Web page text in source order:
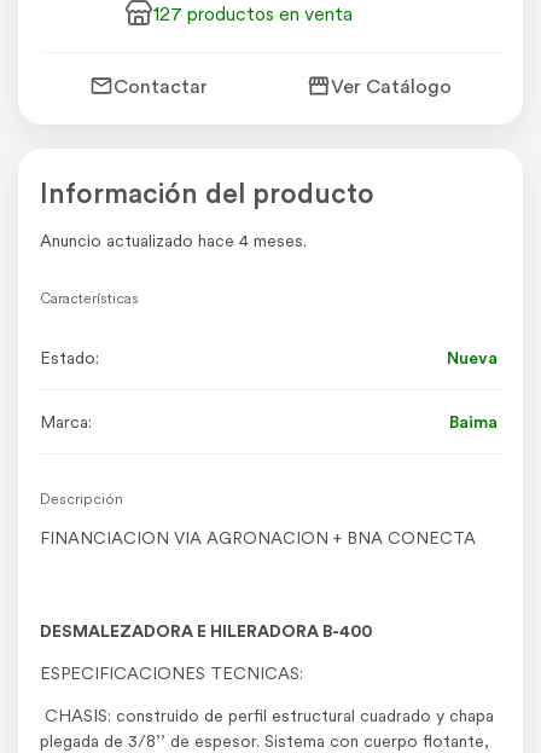
127 productos en venta
Contactar Ver Catálogo
Información del producto
Anuncio actualizado hace 4 meses.
Características
Estado: Nueva
Marca: Baima
Descripción
FINANCIACION VIA AGRONACION + BNA CONECTA
DESMALEZADORA E HILERADORA B-400
ESPECIFICACIONES TECNICAS:
CHASIS: construido de perfil estructural cuadrado y chapa
plegada de 3/8’’ de espesor. Sistema con cuerpo flotante,